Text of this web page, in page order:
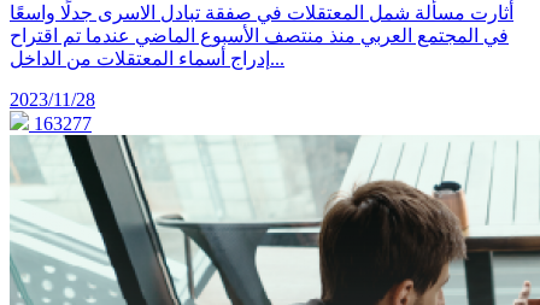
أثارت مسألة شمل المعتقلات في صفقة تبادل الاسرى جدلًا واسعًا
في المجتمع العربي منذ منتصف الأسبوع الماضي عندما تم اقتراح
إدراج أسماء المعتقلات من الداخل...
2023/11/28
163277